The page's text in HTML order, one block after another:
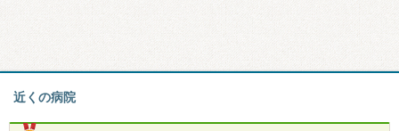
近くの病院